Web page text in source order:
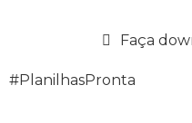
Faça
#PlanilhasPronta